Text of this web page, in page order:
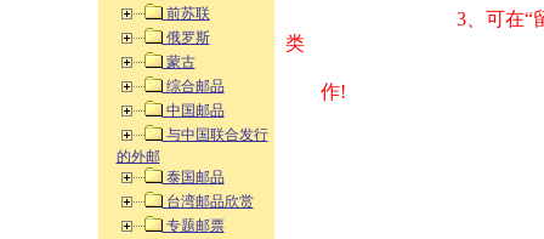
前苏联
俄罗斯
蒙古
综合邮品
中国邮品
与中国联合发行
的外邮
泰国邮品
台湾邮品欣赏
专题邮票
3、可在“
类 方式告之
作!